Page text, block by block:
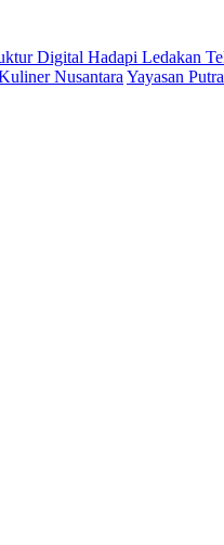
Digital Hadapi Ledakan
Nusantara Yayasan